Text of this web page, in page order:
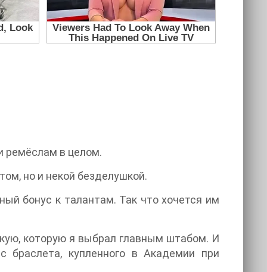
ремёслам в целом.
но и некой безделушкой.
бонус к талантам. Так что хочется им
которую я выбрал главным штабом. И
браслета, купленного в Академии при